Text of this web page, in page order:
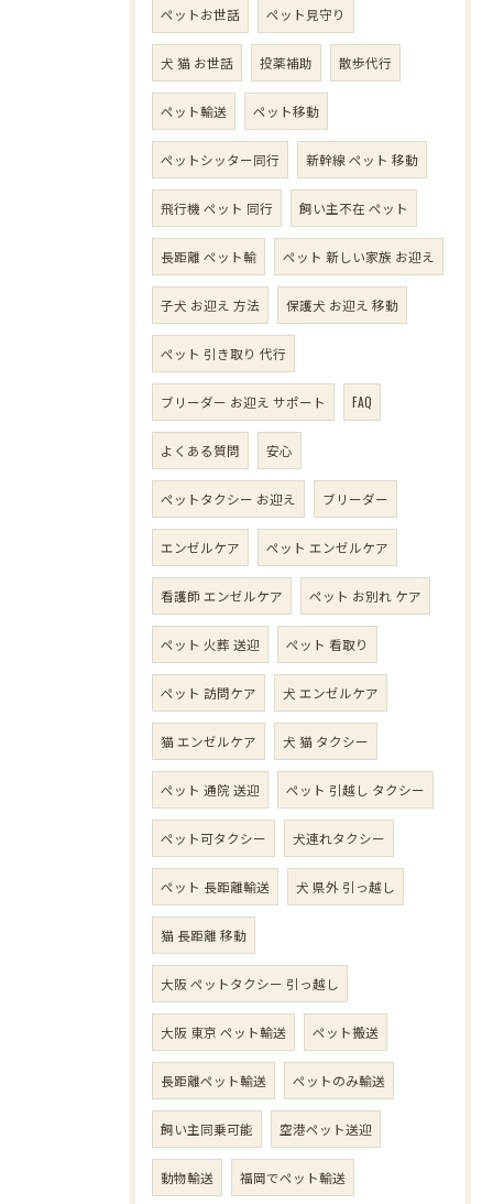
ペットお世話 ペット見守り
犬 猫 お世話 投薬補助 散歩代行
ペット輸送 ペット移動
ペットシッター同行 新幹線 ペット 移動
飛行機 ペット 同行 飼い主不在 ペット
長距離 ペット輸 ペット 新しい家族 お迎え
子犬 お迎え 方法 保護犬 お迎え 移動
ペット 引き取り 代行
ブリーダー お迎え サポート FAQ
よくある質問 安心
ペットタクシー お迎え ブリーダー
エンゼルケア ペット エンゼルケア
看護師 エンゼルケア ペット お別れ ケア
ペット 火葬 送迎 ペット 看取り
ペット 訪問ケア 犬 エンゼルケア
猫 エンゼルケア 犬 猫 タクシー
ペット 通院 送迎 ペット 引越し タクシー
ペット可タクシー 犬連れタクシー
ペット 長距離輸送 犬 県外 引っ越し
猫 長距離 移動
大阪 ペットタクシー 引っ越し
大阪 東京 ペット輸送 ペット搬送
長距離ペット輸送 ペットのみ輸送
飼い主同乗可能 空港ペット送迎
動物輸送 福岡でペット輸送